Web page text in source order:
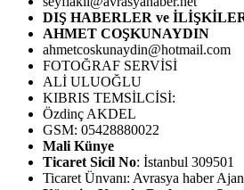
DIŞ HABERLER ve
AHMET COŞKUNAYDIN
ahmetcoskunaydin@hotmail.com
FOTOĞRAF SERVİSİ
ALİ ULUOĞLU
KIBRIS TEMSİLCİSİ:
Özdinç AKDEL
GSM: 05428880022
Mali Künye
Ticaret Sicil No: İstanbul 309501
Ticaret Ünvanı: Avrasya haber